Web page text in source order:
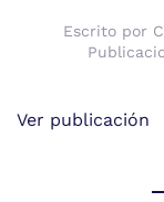
Escrito por
Ver publicación